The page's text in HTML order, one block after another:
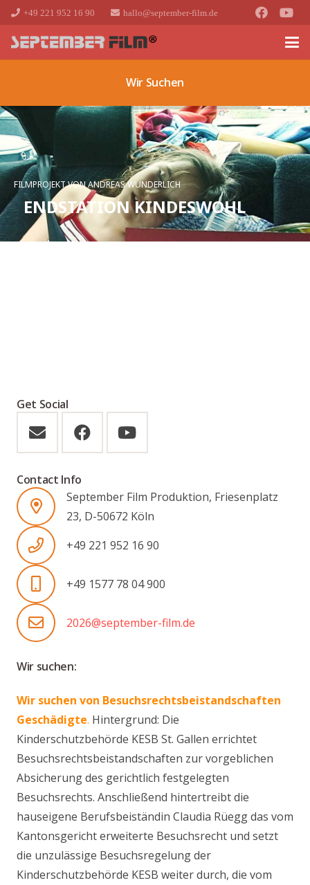
+49 221 952 16 90 hallo@september-film.de
Wir Suchen
FILMPROJEKT VON ANDREAS WUNDERLICH
ENDSTATION KINDESWOHL
Get Social
Contact Info
September Film Produktion, Friesenplatz
23, D-50672 Köln
+49 221 952 16 90
+49 1577 78 04 900
2026@september-film.de
Wir suchen:
Wir suchen von Besuchsrechtsbeistandschaften
Geschädigte. Hintergrund: Die
Kinderschutzbehörde KESB St. Gallen errichtet
Besuchsrechtsbeistandschaften zur vorgeblichen
Absicherung des gerichtlich festgelegten
Besuchsrechts. Anschließend hintertreibt die
hauseigene Berufsbeiständin Claudia Rüegg das vom
Kantonsgericht erweiterte Besuchsrecht und setzt
die unzulässige Besuchsregelung der
Kinderschutzbehörde KESB weiter durch, die vom